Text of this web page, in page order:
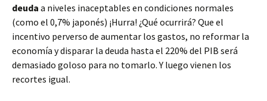
deuda a niveles inaceptables en condiciones normales
(como el 0,7% japonés) ¡Hurra! ¿Qué ocurrirá? Que el
incentivo perverso de aumentar los gastos, no reformar la
economía y disparar la deuda hasta el 220% del PIB será
demasiado goloso para no tomarlo. Y luego vienen los
recortes igual.